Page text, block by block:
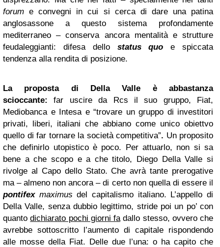
forum e convegni in cui si cerca di dare una patina
anglosassone a questo sistema profondamente
mediterraneo – conserva ancora mentalità e strutture
feudaleggianti: difesa dello status quo
e spiccata
tendenza alla rendita di posizione.
La proposta di Della Valle è abbastanza
scioccante:far uscire da Rcs il suo gruppo, Fiat,
Mediobanca e Intesa e “trovare un gruppo di investitori
privati, liberi, italiani che abbiano come unico obiettvo
quello di far tornare la società competitiva”. Un proposito
che definirlo utopistico è poco. Per attuarlo, non si sa
bene a che scopo e a che titolo, Diego Della Valle si
rivolge al Capo dello Stato. Che avrà tante prerogative
ma – almeno non ancora – di certo non quella di essere il
pontifexmaximus del capitalismo italiano. L’appello di
Della Valle, senza dubbio legittimo, stride poi un po’ con
quantodichiarato pochi giorni fadallo stesso, ovvero che
avrebbe sottoscritto l’aumento di capitale rispondendo
alle mosse della Fiat. Delle due l’una: o ha capito che